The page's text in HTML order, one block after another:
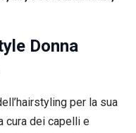
Donna
per la sua
cura dei capelli e